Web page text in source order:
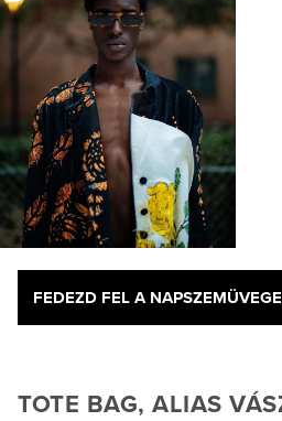
FEDEZD FEL A
TOTE BAG, ALIAS